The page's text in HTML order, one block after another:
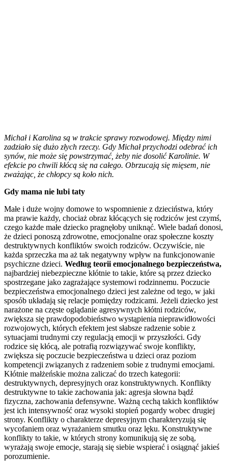
Michał i Karolina są w trakcie sprawy rozwodowej. Między nimi
zadziało się dużo złych rzeczy. Gdy Michał przychodzi odebrać ich
synów, nie może się powstrzymać, żeby nie dosolić Karolinie. W
efekcie po chwili kłócą się na całego. Obrzucają się mięsem, nie
zważając, że chłopcy są koło nich.
Gdy mama nie lubi taty
Małe i duże wojny domowe to wspomnienie z dzieciństwa, który
ma prawie każdy, chociaż obraz kłócących się rodziców jest czymś,
czego każde małe dziecko pragnęłoby uniknąć. Wiele badań donosi,
że dzieci ponoszą zdrowotne, emocjonalne oraz społeczne koszty
destruktywnych konfliktów swoich rodziców. Oczywiście, nie
każda sprzeczka ma aż tak negatywny wpływ na funkcjonowanie
psychiczne dzieci. Według teorii emocjonalnego bezpieczeństwa,
najbardziej niebezpieczne kłótnie to takie, które są przez dziecko
spostrzegane jako zagrażające systemowi rodzinnemu. Poczucie
bezpieczeństwa emocjonalnego dzieci jest zależne od tego, w jaki
sposób układają się relacje pomiędzy rodzicami. Jeżeli dziecko jest
narażone na częste oglądanie agresywnych kłótni rodziców,
zwiększa się prawdopodobieństwo wystąpienia nieprawidłowości
rozwojowych, których efektem jest słabsze radzenie sobie z
sytuacjami trudnymi czy regulacją emocji w przyszłości. Gdy
rodzice się kłócą, ale potrafią rozwiązywać swoje konflikty,
zwiększa się poczucie bezpieczeństwa u dzieci oraz poziom
kompetencji związanych z radzeniem sobie z trudnymi emocjami.
Kłótnie małżeńskie można zaliczać do trzech kategorii:
destruktywnych, depresyjnych oraz konstruktywnych. Konflikty
destruktywne to takie zachowania jak: agresja słowna bądź
fizyczna, zachowania defensywne. Ważną cechą takich konfliktów
jest ich intensywność oraz wysoki stopień pogardy wobec drugiej
strony. Konflikty o charakterze depresyjnym charakteryzują się
wycofaniem oraz wyrażaniem smutku oraz lęku. Konstruktywne
konflikty to takie, w których strony komunikują się ze sobą,
wyrażają swoje emocje, starają się siebie wspierać i osiągnąć jakieś
porozumienie.